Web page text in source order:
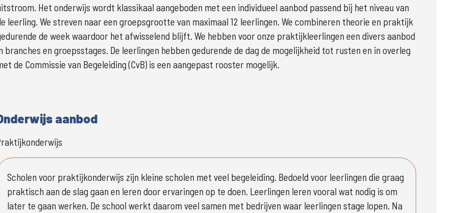
Het onderwijs wordt klassikaal aangeboden met een individueel aanbod passend bij het niveau van
leerling. We streven naar een groepsgrootte van maximaal 12 leerlingen. We combineren theorie en praktijk
de week waardoor het afwisselend blijft. We hebben voor onze praktijkleerlingen een divers aanbod
branches en groepsstages. De leerlingen hebben gedurende de dag de mogelijkheid tot rusten en in overleg
de Commissie van Begeleiding (CvB) is een aangepast rooster mogelijk.
aanbod
Scholen voor praktijkonderwijs zijn kleine scholen met veel begeleiding. Bedoeld voor leerlingen die graag
praktisch aan de slag gaan en leren door ervaringen op te doen. Leerlingen leren vooral wat nodig is om
later te gaan werken. De school werkt daarom veel samen met bedrijven waar leerlingen stage lopen. Na